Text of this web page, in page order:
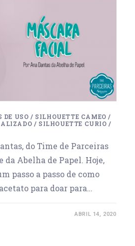
DE USO / SILHOUETTE CAMEO /
/ SILHOUETTE CURIO /
do Time de Parceiras
Abelha de Papel. Hoje,
passo a passo de como
para doar para…
ABRIL 14, 2020